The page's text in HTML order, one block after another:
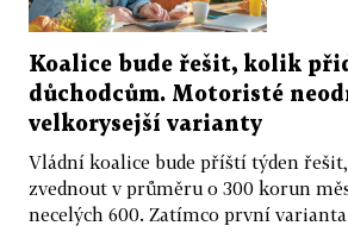
Koalice bude řešit, kolik
důchodcům. Motoristé
velkorysejší varianty
Vládní koalice bude příští týden
zvednout v průměru o 300 korun
necelých 600. Zatímco první varianta